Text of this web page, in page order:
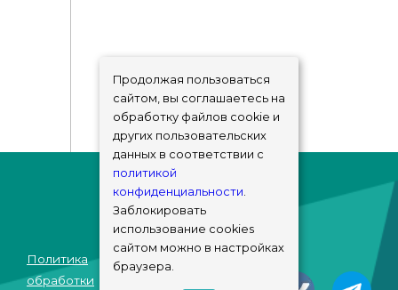
Политика
обработки
© sims-market
Продолжая пользоваться
сайтом, вы соглашаетесь на
обработку файлов cookie и
других пользовательских
данных в соответствии с
политикой
конфиденциальности.
Заблокировать
использование cookies
сайтом можно в настройках
браузера.